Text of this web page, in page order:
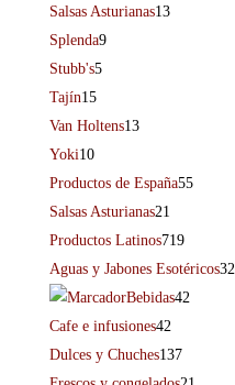
Salsas Asturianas13
Splenda9
Stubb's5
Tajín15
Van Holtens13
Yoki10
Productos de España55
Salsas Asturianas21
Productos Latinos719
Aguas y Jabones Esotéricos32
Bebidas42
Cafe e infusiones42
Dulces y Chuches137